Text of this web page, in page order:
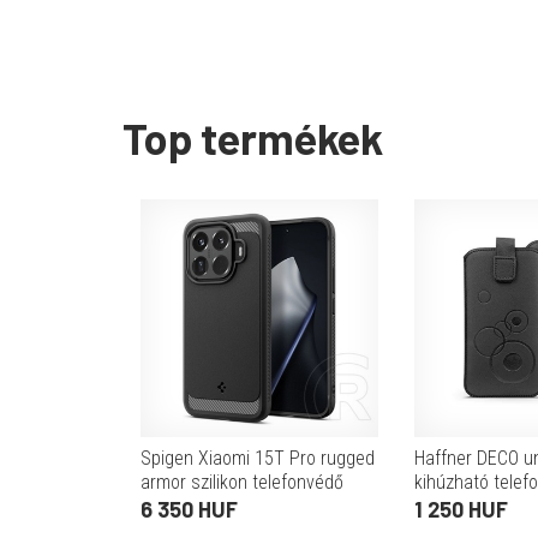
Top termékek
Spigen Xiaomi 15T Pro rugged
armor szilikon telefonvédő
(ütésállóság, légpárnás sarok,
6 350 HUF
Haffner DECO
kihúzható
(Samsung/
1 250 HUF